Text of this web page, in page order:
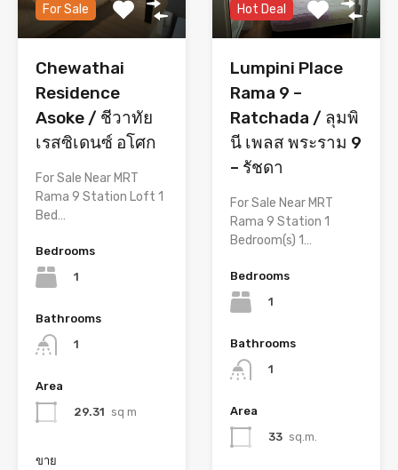
For Sale
Chewathai
Residence
Asoke / ชีวาทัย
เรสซิเดนซ์ อโศก
For Sale Near MRT
Rama 9 Station Loft 1
Bed…
Bedrooms
1
Bathrooms
1
Area
29.31 sq m
ขาย
Hot Deal
Lumpini Place
Rama 9 –
Ratchada / ลุมพิ
นี เพลส พระราม 9
– รัชดา
For Sale Near MRT
Rama 9 Station 1
Bedroom(s) 1…
Bedrooms
1
Bathrooms
1
Area
33 sq.m.